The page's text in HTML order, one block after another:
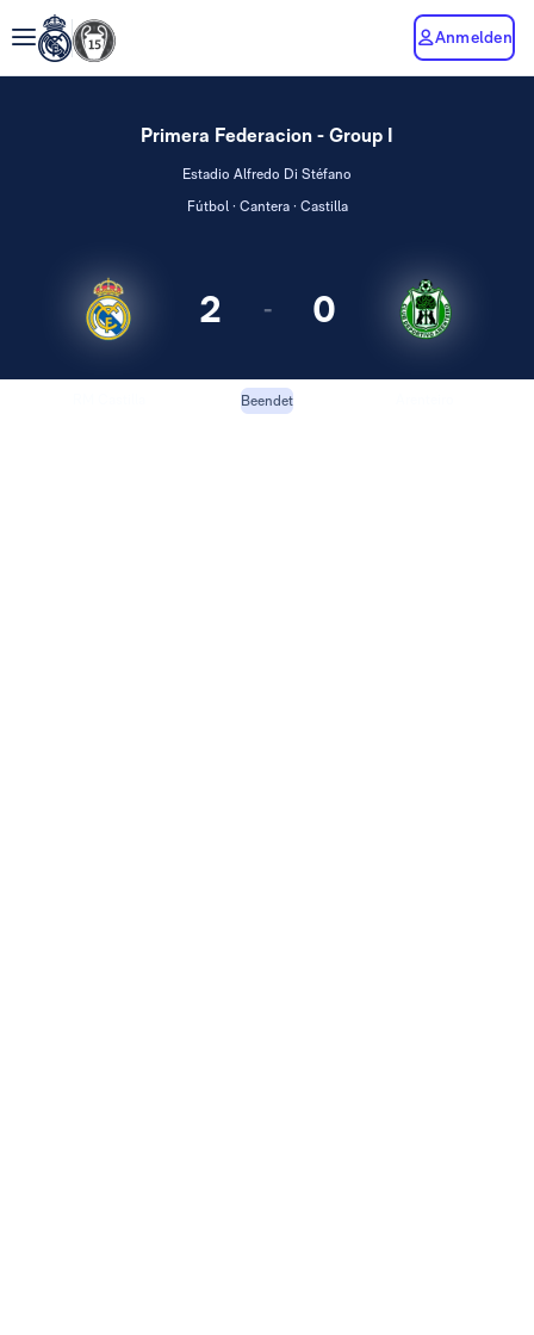
Anmelden
Primera Federacion - Group I
Estadio Alfredo Di Stéfano
Fútbol · Cantera · Castilla
2 - 0
Beendet